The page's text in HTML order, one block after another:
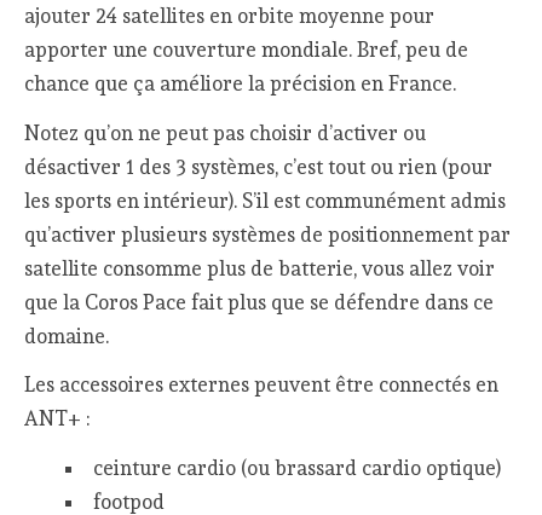
ajouter 24 satellites en orbite moyenne pour
apporter une couverture mondiale. Bref, peu de
chance que ça améliore la précision en France.
Notez qu’on ne peut pas choisir d’activer ou
désactiver 1 des 3 systèmes, c’est tout ou rien (pour
les sports en intérieur). S’il est communément admis
qu’activer plusieurs systèmes de positionnement par
satellite consomme plus de batterie, vous allez voir
que la Coros Pace fait plus que se défendre dans ce
domaine.
Les accessoires externes peuvent être connectés en
ANT+ :
ceinture cardio (ou brassard cardio optique)
footpod